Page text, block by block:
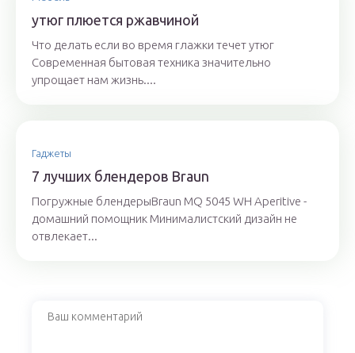
утюг плюется ржавчиной
Что делать если во время глажки течет утюг
Современная бытовая техника значительно
упрощает нам жизнь....
Гаджеты
7 лучших блендеров Braun
Погружные блендерыBraun MQ 5045 WH Aperitive -
домашний помощник Минималистский дизайн не
отвлекает...